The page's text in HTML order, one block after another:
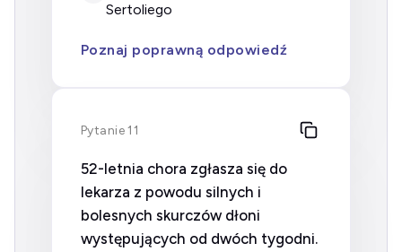
Sertoliego
Poznaj poprawną odpowiedź
Pytanie 11
52-letnia chora zgłasza się do
lekarza z powodu silnych i
bolesnych skurczów dłoni
występujących od dwóch tygodni.